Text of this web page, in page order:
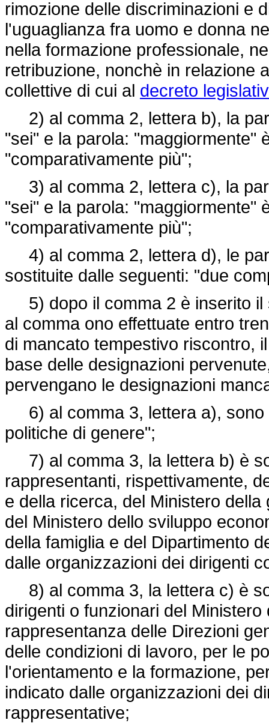
rimozione delle discriminazioni e
l'uguaglianza fra uomo e donna
nella formazione professionale,
retribuzione, nonchè in relazione
collettive di cui al decreto
2) al comma 2, lettera b), la
"sei" e la parola: "maggiormente"
"comparativamente più";
3) al comma 2, lettera c), la
"sei" e la parola: "maggiormente"
"comparativamente più";
4) al comma 2, lettera d), le
sostituite dalle seguenti: "due
5) dopo il comma 2 è inserito il
al comma ono effettuate entro
di mancato tempestivo riscontro,
base delle designazioni
pervengano le designazioni
6) al comma 3, lettera a), sono
politiche di genere";
7) al comma 3, la lettera b) è
rappresentanti, rispettivamente,
e della ricerca, del Ministero
del Ministero dello sviluppo
della famiglia e del Dipartimento
dalle organizzazioni dei dirigenti
8) al comma 3, la lettera c) è
dirigenti o funzionari del
rappresentanza delle Direzioni
delle condizioni di lavoro, per le
l'orientamento e la formazione,
indicato dalle organizzazioni dei
rappresentative;